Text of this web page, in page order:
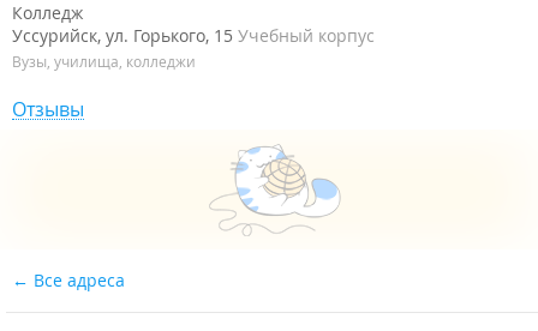
Колледж
Уссурийск, ул. Горького, 15 Учебный корпус
Вузы, училища, колледжи
Отзывы
Все адреса